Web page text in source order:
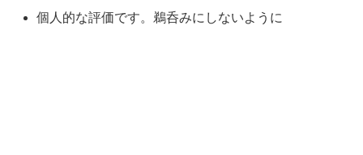
個人的な評価です。鵜呑みにしないように